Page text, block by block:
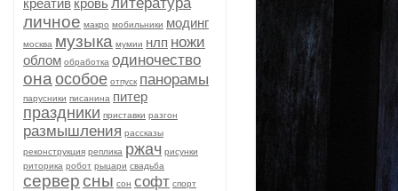
креатив кровь
личное макро мобильники модинг
москва музыка мумии нлп ножи
облом обработка одиночество
она особое отпуск панорамы
парусники писанина питер
праздники приставки разгон
размышления рассказы
реконструкция реплика ржач рисунки
риторика робот рыцари свадьба
серверсны сон софт спорт